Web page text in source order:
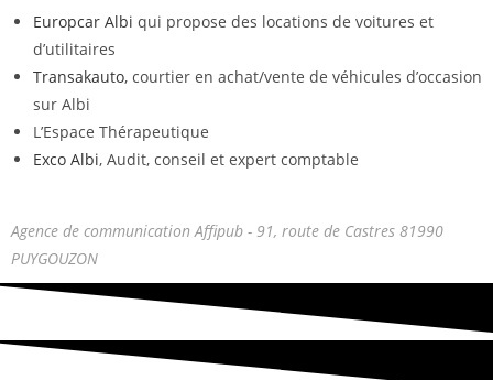
Europcar Albi qui propose des locations de voitures et
d’utilitaires
Transakauto, courtier en achat/vente de véhicules d’occasion
sur Albi
L’Espace Thérapeutique
Exco Albi, Audit, conseil et expert comptable
Agence de communication Affipub - 91, route de Castres 81990
PUYGOUZON